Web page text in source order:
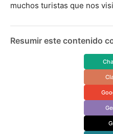
muchos turistas que nos
Resumir este contenido